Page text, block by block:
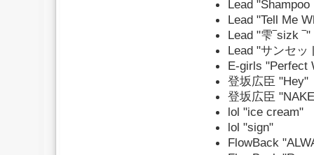
Lead "Shampoo
Lead "Tell Me
Lead "雫‾sizk ‾"
Lead "サンセッ
E-girls "Perfect
登坂広臣 "Hey"
登坂広臣
lol "ice cream"
lol "sign"
FlowBack